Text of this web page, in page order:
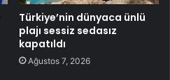
Türkiye’nin dünyaca ünlü
plajı sessiz sedasız
kapatıldı
Ağustos 7, 2026